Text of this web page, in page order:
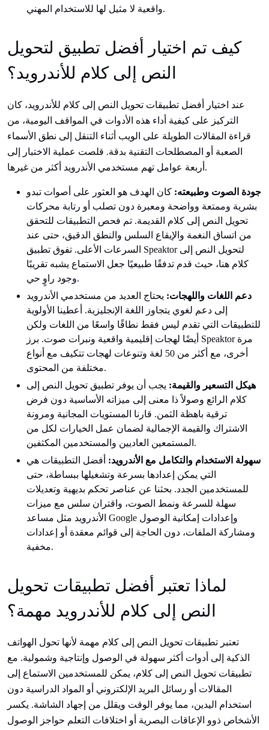
واقعية لا مثيل لها للاستخدام المهني.
كيف تم اختيار أفضل تطبيق لتحويل
النص إلى كلام للأندرويد؟
عند اختيار أفضل تطبيقات تحويل النص إلى كلام للأندرويد، كان
التركيز على كيفية أداء هذه الأدوات في المواقف اليومية، من
قراءة المقالات الطويلة على الويب أثناء التنقل إلى نطق الأسماء
الصعبة أو المصطلحات التقنية بدقة. قلصت عملية الاختبار إلى
أربعة عوامل تهم مستخدمي الأندرويد أكثر من غيرها.
جودة الصوت وطبيعته: كان الهدف هو العثور على أصوات تبدو
بشرية وممتعة وواضحة ومعبرة دون تصلب أو رتابة محركات
تحويل النص إلى كلام القديمة. تم فحص التطبيقات للتحقق
من اتساق النغمة والإيقاع السلس والنطق الدقيق، حتى عند
السرعات الأعلى. تفوق تطبيق Speaktor لتحويل النص إلى
كلام هنا، حيث قدم تدفقًا طبيعيًا جعل الاستماع يشبه تقريبًا
وجود راوٍ حي.
دعم اللغات واللهجات: يحتاج العديد من مستخدمي الأندرويد
إلى دعم لغوي يتجاوز اللغة الإنجليزية. أعطينا الأولوية
للتطبيقات التي تقدم ليس فقط نطاقًا واسعًا من اللغات ولكن
أيضًا لهجات إقليمية واقعية ونبرات صوت. برز Speaktor مرة
أخرى، مع أكثر من 50 لغة وتنوعات لهجات تتكيف مع أنواع
مختلفة من المحتوى.
هيكل التسعير والقيمة: يجب أن يوفر تطبيق تحويل النص إلى
كلام الرائع وصولاً ذا معنى إلى ميزاته الأساسية دون فرض
ترقية باهظة الثمن. قارنا المستويات المجانية ومرونة
الاشتراك والقيمة الإجمالية لضمان عمل الخيارات لكل من
المستمعين العاديين والمستخدمين المكثفين.
سهولة الاستخدام والتكامل مع الأندرويد: أفضل التطبيقات هي
التي يمكن إعدادها بسرعة وتشغيلها ببساطة، حتى
للمستخدمين الجدد. بحثنا عن عناصر تحكم بديهية وتعديلات
سهلة للسرعة ونمط الصوت، واقتران سلس مع ميزات
الأندرويد مثل مساعد Google وإعدادات إمكانية الوصول
ومشاركة الملفات، دون الحاجة إلى قوائم معقدة أو إعدادات
مخفية.
لماذا تعتبر أفضل تطبيقات تحويل
النص إلى كلام للأندرويد مهمة؟
تعتبر تطبيقات تحويل النص إلى كلام مهمة لأنها تحول الهواتف
الذكية إلى أدوات أكثر سهولة في الوصول وإنتاجية وشمولية. مع
تطبيقات تحويل النص إلى كلام، يمكن للمستخدمين الاستماع إلى
المقالات أو رسائل البريد الإلكتروني أو المواد الدراسية دون
استخدام اليدين، مما يوفر الوقت ويقلل من إجهاد الشاشة. يكسر
الأشخاص ذوو الإعاقات البصرية أو اختلافات التعلم حواجز الوصول